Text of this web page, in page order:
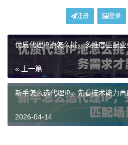
1. IP质量不佳，纯净度低：这是
了大量被公开标记的“脏IP”，那
被各大网站和平台记录在案。一
频率，重则直接封禁。一个纯
定使用的基石。
2. 使用行为触发反制规则：目标
和攻击，部署了复杂的反爬系统
注册 登录
优质代理IP池怎么挑，多维度匹配
« 上一篇
新手怎么选代理IP，先看技术能力
2026-04-14